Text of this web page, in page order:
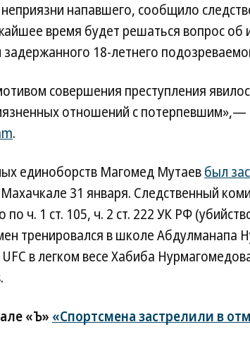
напавшего, сообщило
время будет решаться вопрос об
18-летнего
совершения преступления
отношений с потерпевшим»,—
.
единоборств Магомед Мутаевбыл
31 января. Следственный
по ч. 1 ст. 105, ч. 2 ст. 222 УК РФ
тренировался в школе Абдулманапа
в легком весе Хабиба
«Ъ» «Спортсмена застрелили в